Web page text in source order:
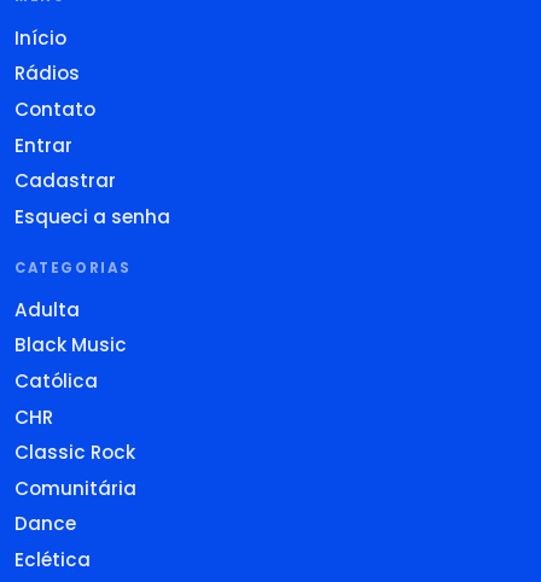
Início
Rádios
Contato
Entrar
Cadastrar
Esqueci a senha
CATEGORIAS
Adulta
Black Music
Católica
CHR
Classic Rock
Comunitária
Dance
Eclética